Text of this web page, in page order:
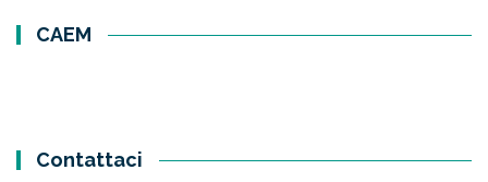
CAEM
Contattaci